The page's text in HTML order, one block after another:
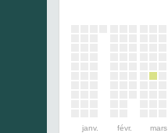
janv. févr. mars